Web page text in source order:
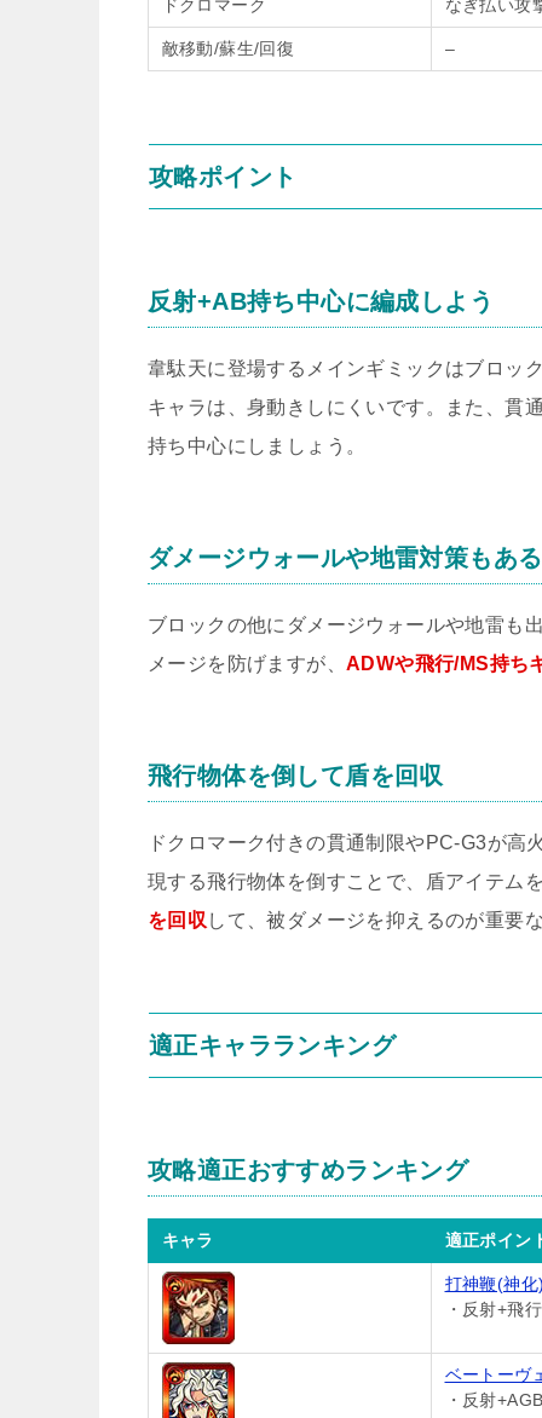
ドクロマーク なぎ払い攻
敵移動/蘇生/回復 –
攻略ポイント
反射+AB持ち中心に編成しよう
韋駄天に登場するメインギミックはブロッ
キャラは、身動きしにくいです。また、貫
持ち中心にしましょう。
ダメージウォールや地雷対策もあ
ブロックの他にダメージウォールや地雷も
メージを防げますが、 ADWや飛行/MS持ち
飛行物体を倒して盾を回収
ドクロマーク付きの貫通制限やPC-G3が
現する飛行物体を倒すことで、盾アイテム
を回収 して、被ダメージを抑えるのが重要
適正キャラランキング
攻略適正おすすめランキング
キャラ 適正ポイン
打神鞭(神化
・反射+飛
ベートーヴ
・反射